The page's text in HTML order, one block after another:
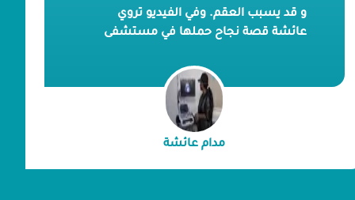
و قد يسبب العقم. وفي الفيديو تروي
عائشة قصة نجاح حملها في مستشفى
بعد إصابتها بتكيس المبايض والذي منعها
من الإنجاب لمدة 7 سنوات.
مدام عائشة